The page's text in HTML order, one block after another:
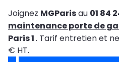
Joignez MGParisau 01 84
maintenance porte de
Paris 1. Tarif entretien et
€ HT.